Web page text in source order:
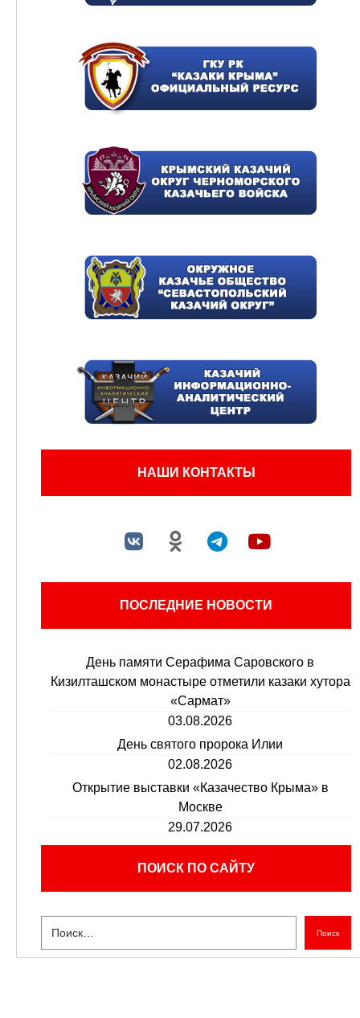
НАШИ КОНТАКТЫ
ПОСЛЕДНИЕ НОВОСТИ
День памяти Серафима Саровского в
Кизилташском монастыре отметили казаки хутора
«Сармат»
03.08.2026
День святого пророка Илии
02.08.2026
Открытие выставки «Казачество Крыма» в
Москве
29.07.2026
ПОИСК ПО САЙТУ
Поиск